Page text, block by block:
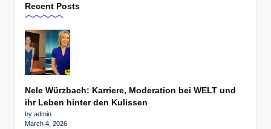
Recent Posts
Nele Würzbach: Karriere, Moderation bei WELT und
ihr Leben hinter den Kulissen
by admin
March 4, 2026